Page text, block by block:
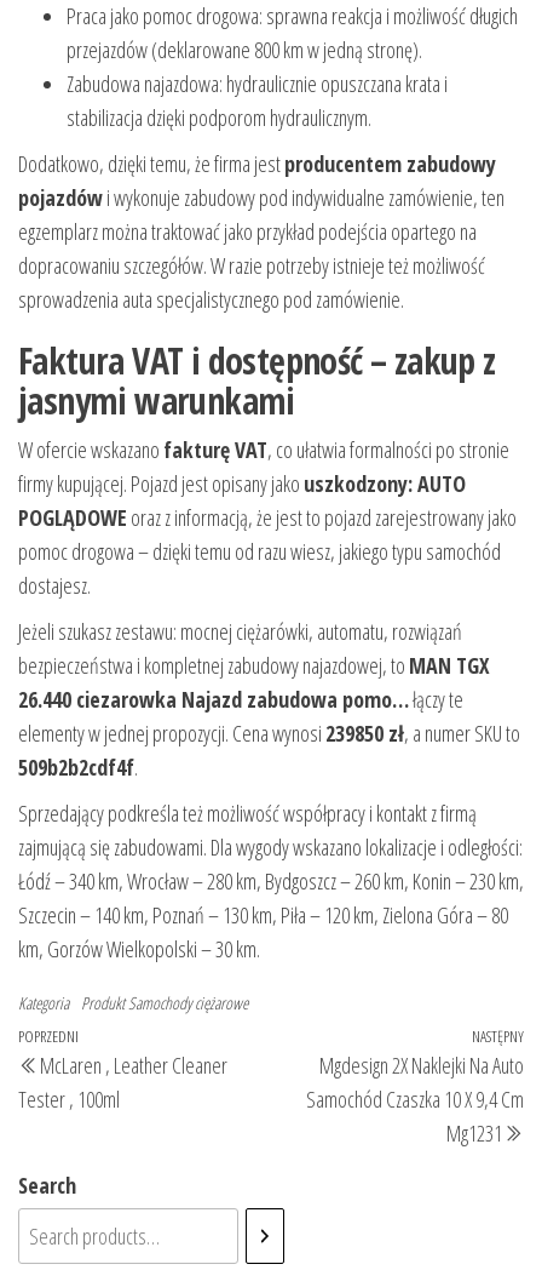
Praca jako pomoc drogowa: sprawna reakcja i możliwość długich
przejazdów (deklarowane 800 km w jedną stronę).
Zabudowa najazdowa: hydraulicznie opuszczana krata i
stabilizacja dzięki podporom hydraulicznym.
Dodatkowo, dzięki temu, że firma jestproducentem zabudowy
pojazdówi wykonuje zabudowy pod indywidualne zamówienie, ten
egzemplarz można traktować jako przykład podejścia opartego na
dopracowaniu szczegółów. W razie potrzeby istnieje też możliwość
sprowadzenia auta specjalistycznego pod zamówienie.
Faktura VAT i dostępność – zakup z
jasnymi warunkami
W ofercie wskazano fakturę VAT, co ułatwia formalności po stronie
firmy kupującej. Pojazd jest opisany jako uszkodzony: AUTO
POGLĄDOWE oraz z informacją, że jest to pojazd zarejestrowany jako
pomoc drogowa – dzięki temu od razu wiesz, jakiego typu samochód
dostajesz.
Jeżeli szukasz zestawu: mocnej ciężarówki, automatu, rozwiązań
bezpieczeństwa i kompletnej zabudowy najazdowej, to MAN TGX
26.440 ciezarowka Najazd zabudowa pomo…łączy te
elementy w jednej propozycji. Cena wynosi 239850 zł, a numer SKU to
509b2b2cdf4f.
Sprzedający podkreśla też możliwość współpracy i kontakt z firmą
zajmującą się zabudowami. Dla wygody wskazano lokalizacje i odległości:
Łódź – 340 km, Wrocław – 280 km, Bydgoszcz – 260 km, Konin – 230 km,
Szczecin – 140 km, Poznań – 130 km, Piła – 120 km, Zielona Góra – 80
km, Gorzów Wielkopolski – 30 km.
Kategoria ProduktSamochody ciężarowe
Nawigacja
wpisu
Poprzedni
wpis
POPRZEDNI
McLaren , Leather Cleaner
Tester , 100ml
NASTĘPNY
Mgdesign 2X Naklejki Na Auto
Samochód Czaszka 10 X 9,4 Cm
Mg1231
Search